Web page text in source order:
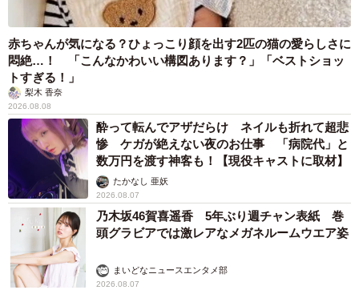
赤ちゃんが気になる？ひょっこり顔を出す2匹の猫の愛らしさに
悶絶…！ 「こんなかわいい構図あります？」「ベストショッ
トすぎる！」
梨木 香奈
2026.08.08
酔って転んでアザだらけ ネイルも折れて超悲
惨 ケガが絶えない夜のお仕事 「病院代」と
数万円を渡す神客も！【現役キャストに取材】
たかなし 亜妖
2026.08.07
乃木坂46賀喜遥香 5年ぶり週チャン表紙 巻
頭グラビアでは激レアなメガネルームウエア姿
まいどなニュースエンタメ部
2026.08.07